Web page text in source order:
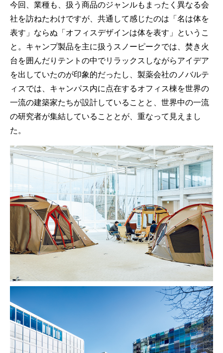
今回、業種も、扱う商品のジャンルもまったく異なる会
社を訪ねたわけですが、共通して感じたのは「名は体を
表す」ならぬ「オフィスデザインは体を表す」というこ
と。キャンプ製品を主に扱うスノーピークでは、焚き火
台を囲んだりテントの中でリラックスしながらアイデア
を出していたのが印象的だったし、製薬会社のノバルテ
ィスでは、キャンパス内に点在するオフィス棟を世界の
一流の建築家たちが設計していることと、世界中の一流
の研究者が集結していることとが、重なって見えまし
た。